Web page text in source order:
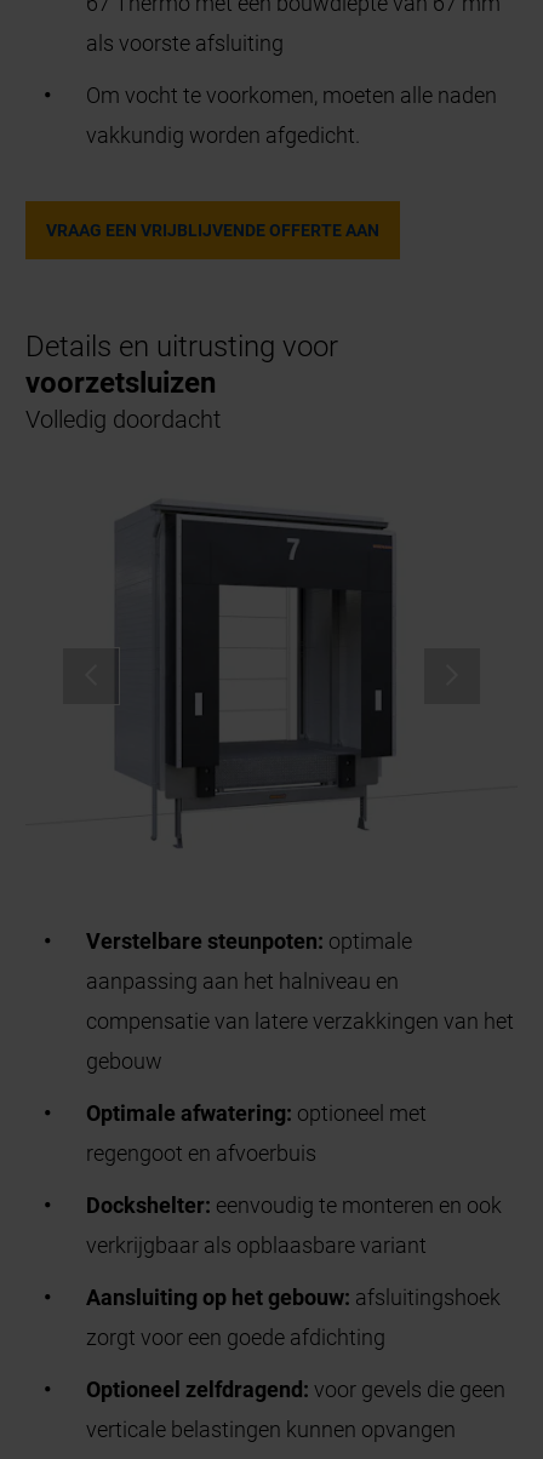
als voorste afsluiting
Om vocht te voorkomen, moeten alle naden
vakkundig worden afgedicht.
VRAAG EEN VRIJBLIJVENDE OFFERTE AAN
Details en uitrusting voor
voorzetsluizen
Volledig doordacht
Verstelbare steunpoten: optimale
aanpassing aan het halniveau en
compensatie van latere verzakkingen van het
gebouw
Optimale afwatering: optioneel met
regengoot en afvoerbuis
Dockshelter: eenvoudig te monteren en ook
verkrijgbaar als opblaasbare variant
Aansluiting op het gebouw: afsluitingshoek
zorgt voor een goede afdichting
Optioneel zelfdragend:voor gevels die geen
verticale belastingen kunnen opvangen